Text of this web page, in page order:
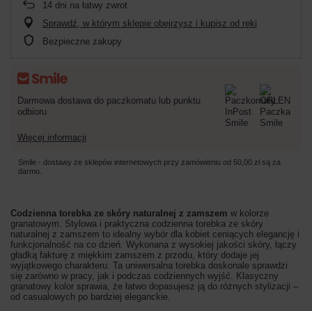
14 dni na łatwy zwrot
Sprawdź, w którym sklepie obejrzysz i kupisz od ręki
Bezpieczne zakupy
Darmowa dostawa do paczkomatu lub punktu
odbioru
Więcej informacji
Smile - dostawy ze sklepów internetowych przy zamówieniu od 50,00 zł są za
darmo.
Codzienna torebka ze skóry naturalnej z zamszem w kolorze
granatowym. Stylowa i praktyczna codzienna torebka ze skóry
naturalnej z zamszem to idealny wybór dla kobiet ceniących elegancję i
funkcjonalność na co dzień. Wykonana z wysokiej jakości skóry, łączy
gładką fakturę z miękkim zamszem z przodu, który dodaje jej
wyjątkowego charakteru. Ta uniwersalna torebka doskonale sprawdzi
się zarówno w pracy, jak i podczas codziennych wyjść. Klasyczny
granatowy kolor sprawia, że łatwo dopasujesz ją do różnych stylizacji –
od casualowych po bardziej eleganckie.